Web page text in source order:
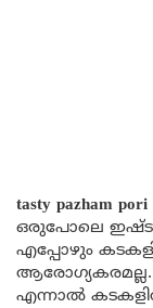
tasty pazham pori
ഒരുപോലെ
എപ്പോഴും
ആരോഗ്യകരമല്ല.
എന്നാൽ